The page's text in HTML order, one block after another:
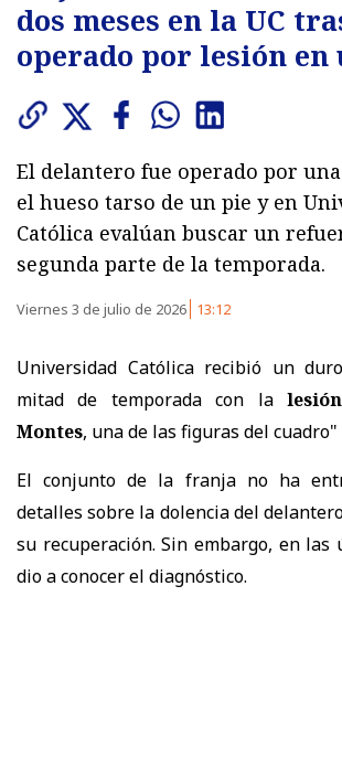
dos meses en la UC
operado por lesión en
El delantero fue operado por
el hueso tarso de un pie y en
Católica evalúan buscar un
segunda parte de la temporada.
Viernes 3 de julio de 2026 13:12
Universidad Católica recibió un
mitad de temporada con la
Montes, una de las figuras del cuadro"
El conjunto de la franja no ha
detalles sobre la dolencia del
su recuperación. Sin embargo, en las
dio a conocer el diagnóstico.